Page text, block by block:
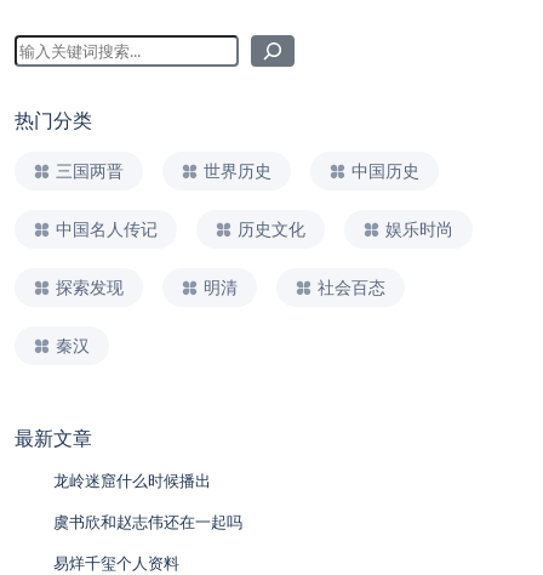
热门分类
三国两晋 世界历史 中国历史
中国名人传记 历史文化 娱乐时尚
探索发现 明清 社会百态
秦汉
最新文章
龙岭迷窟什么时候播出
虞书欣和赵志伟还在一起吗
易烊千玺个人资料